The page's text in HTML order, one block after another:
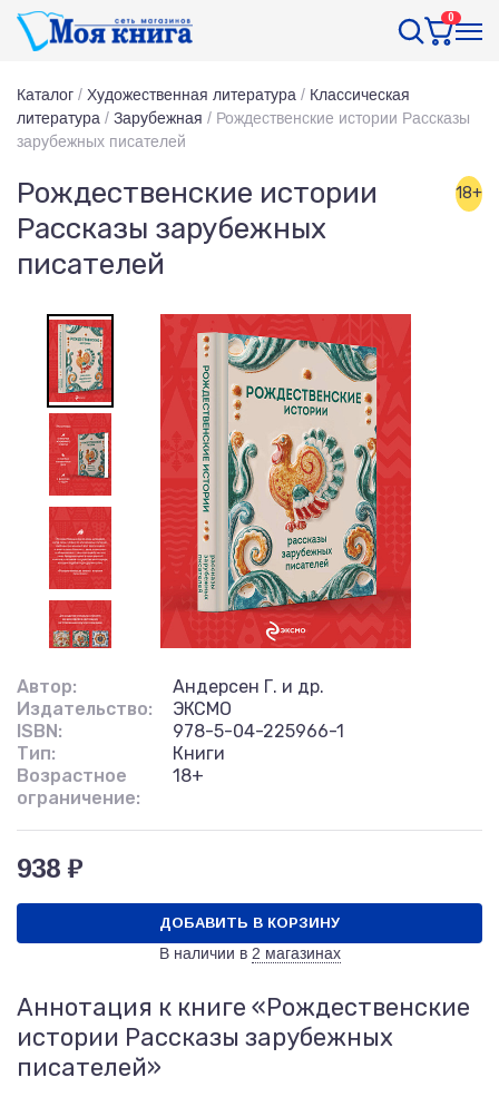
0
Каталог / Художественная литература / Классическая
литература / Зарубежная / Рождественские истории Рассказы
зарубежных писателей
Рождественские истории
Рассказы зарубежных
писателей
18+
Автор:
Андерсен Г. и др.
Издательство:
ЭКСМО
ISBN:
978-5-04-225966-1
Тип:
Книги
Возрастное
ограничение:
18+
938 ₽
ДОБАВИТЬ В КОРЗИНУ
В наличии в 2 магазинах
Аннотация к книге «Рождественские
истории Рассказы зарубежных
писателей»